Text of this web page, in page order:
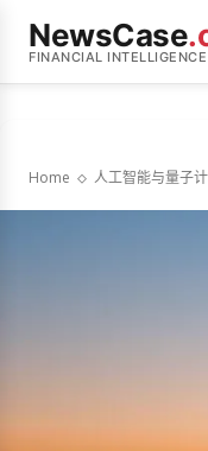
NewsCase
FINANCIAL INTELLIGENCE
Home 人工智能与量子